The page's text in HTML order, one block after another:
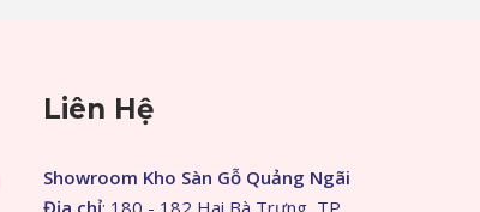
Liên Hệ
Showroom Kho Sàn Gỗ Quảng Ngãi
Địa chỉ: 180 - 182 Hai Bà Trưng, TP